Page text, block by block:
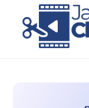
content